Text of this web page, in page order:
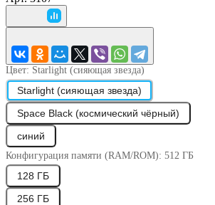
Цвет: Starlight (сияющая звезда)
Starlight (сияющая звезда)
Space Black (космический чёрный)
синий
Конфигурация памяти (RAM/ROM): 512 ГБ
128 ГБ
256 ГБ